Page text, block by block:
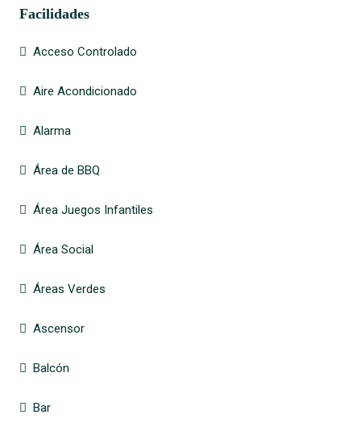
Facilidades
Acceso Controlado
Aire Acondicionado
Alarma
Área de BBQ
Área Juegos Infantiles
Área Social
Áreas Verdes
Ascensor
Balcón
Bar